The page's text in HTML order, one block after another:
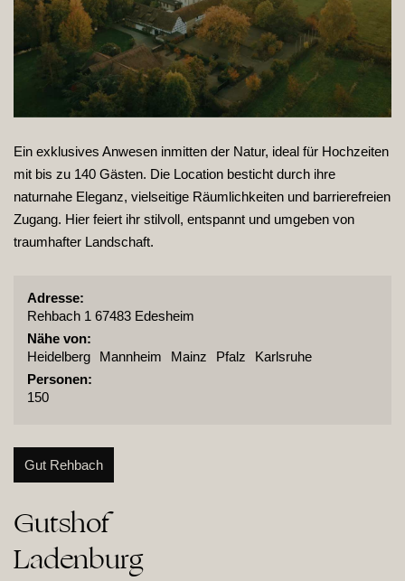
Ein exklusives Anwesen inmitten der Natur, ideal für Hochzeiten
mit bis zu 140 Gästen. Die Location besticht durch ihre
naturnahe Eleganz, vielseitige Räumlichkeiten und barrierefreien
Zugang. Hier feiert ihr stilvoll, entspannt und umgeben von
traumhafter Landschaft.
Adresse:
Rehbach 1 67483 Edesheim
Nähe von:
Heidelberg
Mannheim Mainz Pfalz
Karlsruhe
Personen:
150
Gut Rehbach
Gutshof
Ladenburg